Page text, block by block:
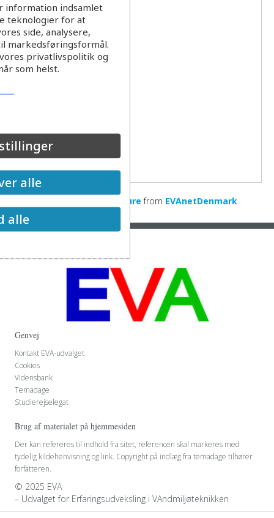
Modeling state of the future from EVAnetDenmark
Genvej
Kontakt EVA-udvalget
Cookies
Vidensbank
Temadage
Studierejselegat
Brug af materialet på hjemmesiden
Der kan refereres til indhold fra sitet, referencen skal markeres med
tydelig kildehenvisning og link. Copyright på indlæg fra temadage tilhører
forfatteren.
© 2025 EVA
– Udvalget for Erfaringsudveksling i VAndmiljøteknikken
information indsamlet
teknologier for at
side, analysere,
markedsføringsformål.
privatlivspolitik og
som helst.
alle
alle